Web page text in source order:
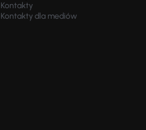
Kontakty
Kontakty dla mediów